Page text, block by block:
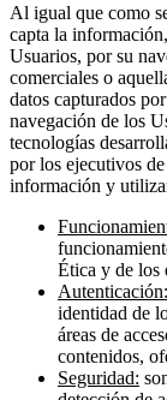
Al igual que como
capta la
Usuarios, por su
comerciales o
datos capturados
navegación de los
tecnologías
por los ejecutivos
información y
Ética y de los
Autenticación:
identidad de
áreas de
contenidos,
Seguridad: